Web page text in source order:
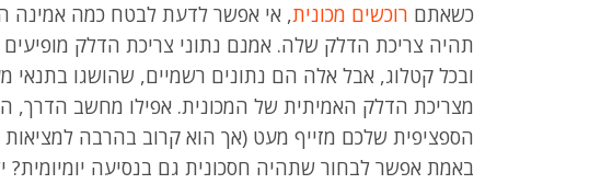
כשאתם רוכשים מכונית, אי אפשר לדעת לבטח כמה אמינה
תהיה צריכת הדלק שלה. אמנם נתוני צריכת הדלק
ובכל קטלוג, אבל אלה הם נתונים רשמיים, שהושגו בתנאי
מצריכת הדלק האמיתית של המכונית. אפילו מחשב הדרך,
הספציפית שלכם מזייף מעט (אך הוא קרוב בהרבה למציאות
באמת אפשר לבחור שתהיה חסכונית גם בנסיעה יומיומית?